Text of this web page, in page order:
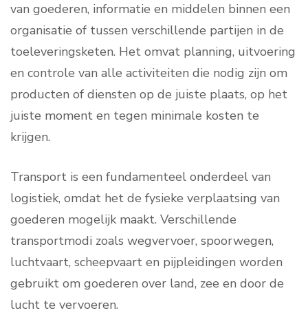
van goederen, informatie en middelen binnen een
organisatie of tussen verschillende partijen in de
toeleveringsketen. Het omvat planning, uitvoering
en controle van alle activiteiten die nodig zijn om
producten of diensten op de juiste plaats, op het
juiste moment en tegen minimale kosten te
krijgen.
Transport is een fundamenteel onderdeel van
logistiek, omdat het de fysieke verplaatsing van
goederen mogelijk maakt. Verschillende
transportmodi zoals wegvervoer, spoorwegen,
luchtvaart, scheepvaart en pijpleidingen worden
gebruikt om goederen over land, zee en door de
lucht te vervoeren.